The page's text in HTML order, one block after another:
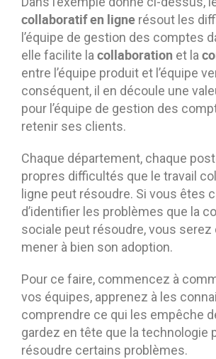
collaboratif en ligne résout les
l’équipe de gestion des comptes
elle facilite lacollaboration et la
entre l’équipe produit et l’équipe
conséquent, il en découle une
pour l’équipe de gestion des
retenir ses clients.
Chaque département, chaque
propres difficultés que le travail
ligne peut résoudre. Si vous êtes
d’identifier les problèmes que la
sociale peut résoudre, vous serez
mener à bien son adoption.
Pour ce faire, commencez à
vos équipes, apprenez à les
comprendre ce qui les empêche
gardez en tête que la technologie
résoudre certains problèmes.